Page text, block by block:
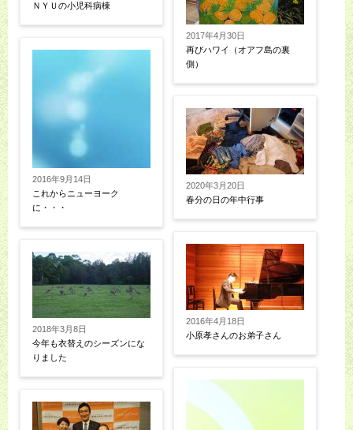
ＮＹＵの小児科病棟
2016年9月14日
これからニューヨーク
に・・・
2018年3月8日
今年も衣替えのシーズンにな
りました
2017年4月30日
再びハワイ（オアフ島の裏
側）
2020年3月20日
春分の日の年中行事
2016年4月18日
小原孝さんのお弟子さん